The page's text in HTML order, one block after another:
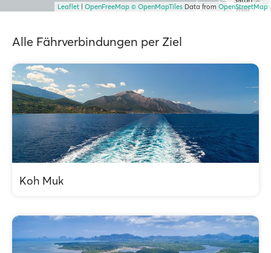
Leaflet OpenFreeMap © OpenMapTiles Data from OpenStreetMap
Alle Fährverbindungen per Ziel
Koh Muk